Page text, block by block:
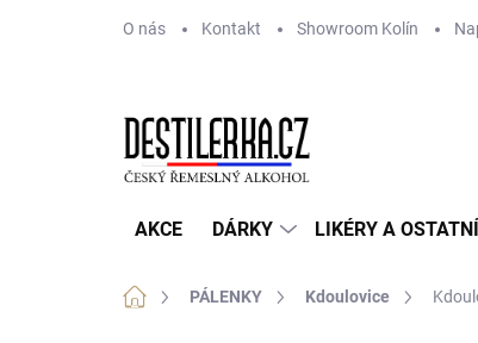
O nás Kontakt Showroom Kolín
AKCE DÁRKY LIKÉRY A OSTATNÍ
Domů PÁLENKY Kdoulovice